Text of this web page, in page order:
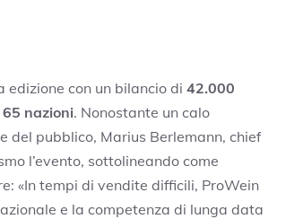
edizione con un bilancio di 42.000
65 nazioni. Nonostante un calo
del pubblico, Marius Berlemann, chief
l’evento, sottolineando come
«In tempi di vendite difficili, ProWein
e la competenza di lunga data